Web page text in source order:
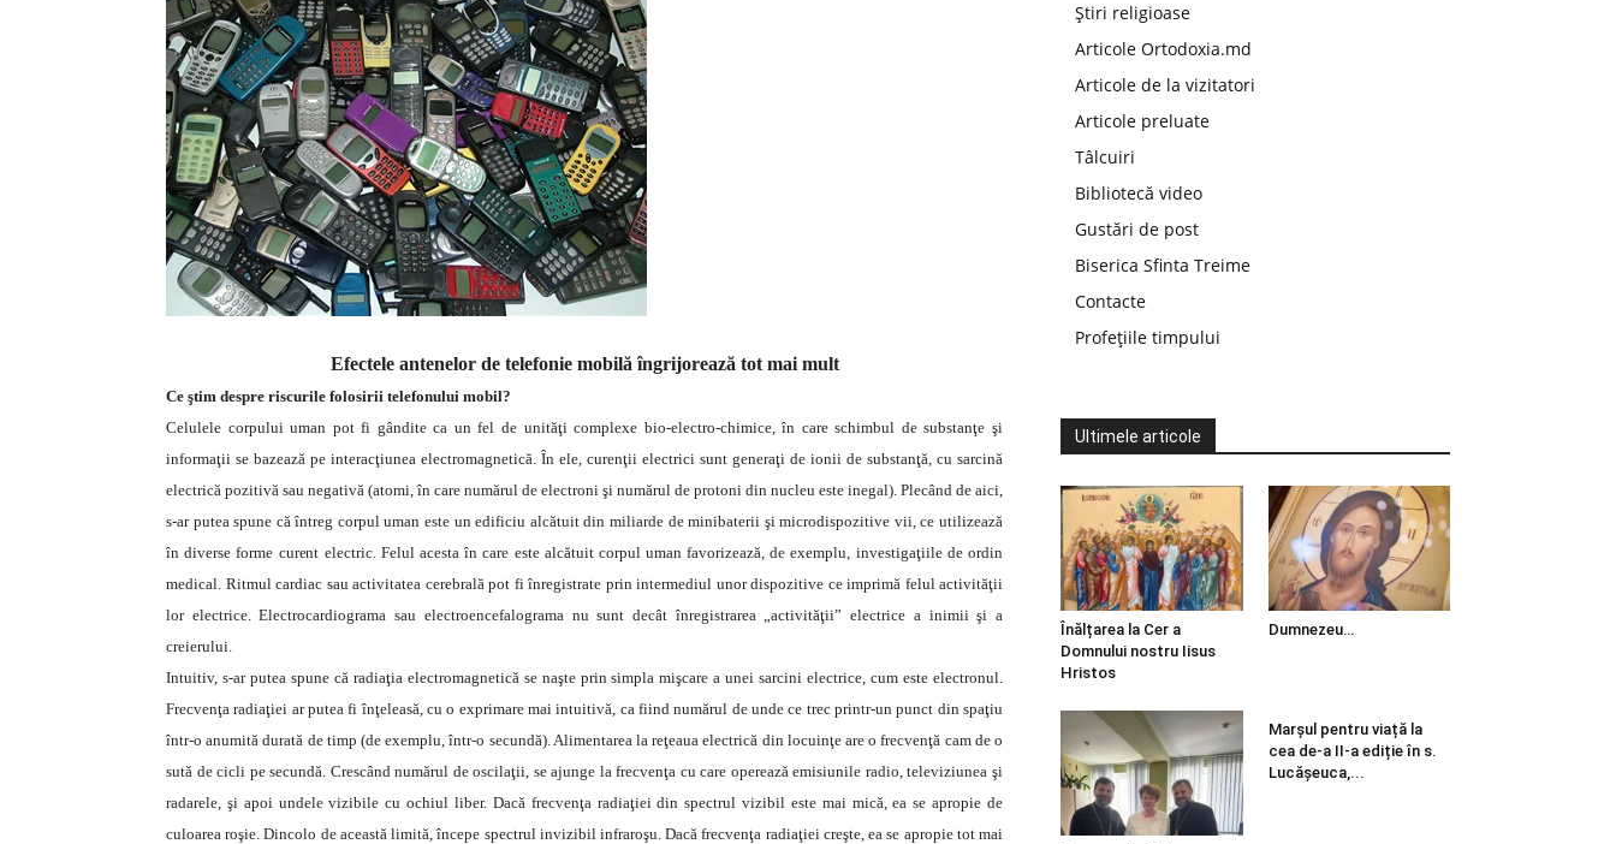
Efectele antenelor de telefonie mobilă îngrijorează tot mai mult
Ce ştim despre riscurile folosirii telefonului mobil?
Celulele corpului uman pot fi gândite ca un fel de unităţi complexe bio-electro-chimice, în care schimbul de substanţe şi
informaţii se bazează pe interacţiunea electromagnetică. În ele, curenţii electrici sunt generaţi de ionii de substanţă, cu sarcină
electrică pozitivă sau negativă (atomi, în care numărul de electroni şi numărul de protoni din nucleu este inegal). Plecând de aici,
s-ar putea spune că întreg corpul uman este un edificiu alcătuit din miliarde de minibaterii şi microdispozitive vii, ce utilizează
în diverse forme curent electric. Felul acesta în care este alcătuit corpul uman favorizează, de exemplu, investigaţiile de ordin
medical. Ritmul cardiac sau activitatea cerebrală pot fi înregistrate prin intermediul unor dispozitive ce imprimă felul activităţii
lor electrice. Electrocardiograma sau electroencefalograma nu sunt decât înregistrarea „activităţii” electrice a inimii şi a
creierului.
Intuitiv, s-ar putea spune că radiaţia electromagnetică se naşte prin simpla mişcare a unei sarcini electrice, cum este electronul.
Frecvenţa radiaţiei ar putea fi înţeleasă, cu o exprimare mai intuitivă, ca fiind numărul de unde ce trec printr-un punct din spaţiu
într-o anumită durată de timp (de exemplu, într-o secundă). Alimentarea la reţeaua electrică din locuinţe are o frecvenţă cam de o
sută de cicli pe secundă. Crescând numărul de oscilaţii, se ajunge la frecvenţa cu care operează emisiunile radio, televiziunea şi
radarele, şi apoi undele vizibile cu ochiul liber. Dacă frecvenţa radiaţiei din spectrul vizibil este mai mică, ea se apropie de
culoarea roşie. Dincolo de această limită, începe spectrul invizibil infraroşu. Dacă frecvenţa radiaţiei creşte, ea se apropie tot mai
Știri religioase
Articole Ortodoxia.md
Articole de la vizitatori
Articole preluate
Tâlcuiri
Bibliotecă video
Gustări de post
Biserica Sfinta Treime
Contacte
Profețiile timpului
Ultimele articole
Înălțarea la Cer a
Domnului nostru Iisus
Hristos
Dumnezeu…
Marșul pentru viață la
cea de-a II-a ediție în s.
Lucășeuca,...